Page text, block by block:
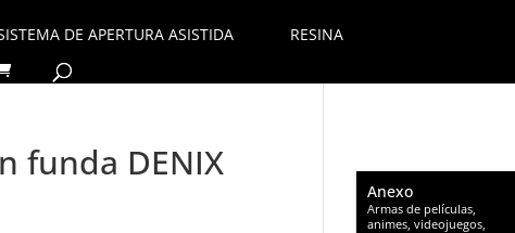
DE APERTURA ASISTIDA RESINA
funda DENIX
Anexo
–
Armas de películas,
animes, videojuegos,